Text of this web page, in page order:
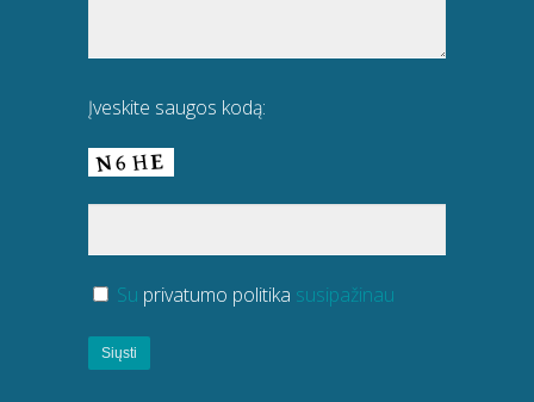
Įveskite saugos kodą:
Su privatumo politika susipažinau